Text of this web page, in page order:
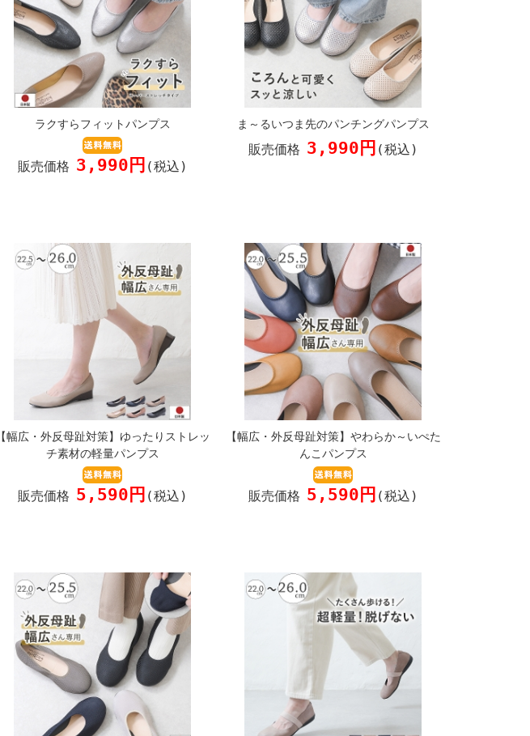
ラクすらフィットパンプス
販売価格 3,990円 (税込)
ま～るいつま先のパンチングパンプス
販売価格 3,990円 (税込)
【幅広・外反母趾対策】ゆったりストレッ
チ素材の軽量パンプス
販売価格 5,590円 (税込)
【幅広・外反母趾対策】やわらか～いぺた
んこパンプス
販売価格 5,590円 (税込)